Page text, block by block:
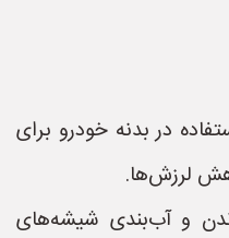
در بدنه خودرو برای
لرزش‌ها.
و آب‌بندی شیشه‌های